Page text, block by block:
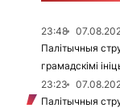
23:48
Палітычныя
грамадскімі
23:23
Палітычныя